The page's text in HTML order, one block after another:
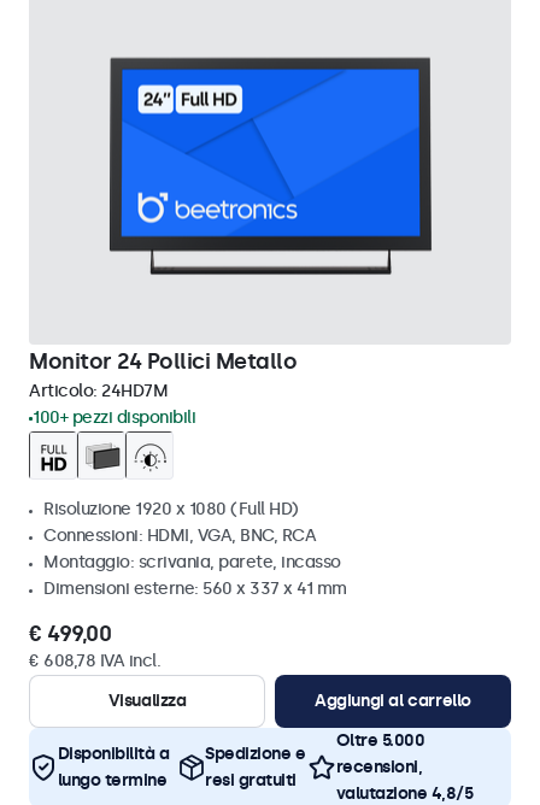
Monitor 24 Pollici Metallo
Articolo: 24HD7M
100+ pezzi disponibili
Risoluzione 1920 x 1080 (Full HD)
Connessioni: HDMI, VGA, BNC, RCA
Montaggio: scrivania, parete, incasso
Dimensioni esterne: 560 x 337 x 41 mm
€ 499,00
€ 608,78 IVA incl.
Visualizza
Aggiungi al carrello
Disponibilità a
lungo termine
Spedizione e
resi gratuiti
Oltre 5.000
recensioni,
valutazione 4,8/5